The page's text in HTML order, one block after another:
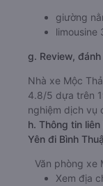
giường
g. Review,
Nhà xe Mộc
4.8/5 dựa trên
nghiệm dịch vụ
h. Thông tin
Yên đi Bình
Văn phòng xe
Xem địa